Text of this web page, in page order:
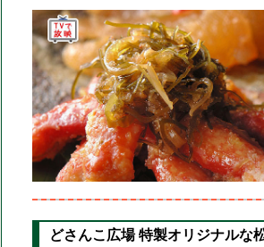
ツ
へ
移
動
へ
移
動
どさんこ広場 特製オリジナルな